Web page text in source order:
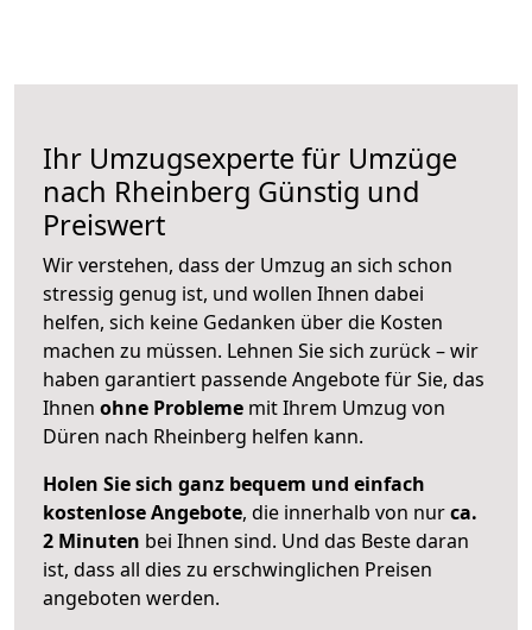
Ihr Umzugsexperte für Umzüge
nach Rheinberg Günstig und
Preiswert
Wir verstehen, dass der Umzug an sich schon
stressig genug ist, und wollen Ihnen dabei
helfen, sich keine Gedanken über die Kosten
machen zu müssen. Lehnen Sie sich zurück – wir
haben garantiert passende Angebote für Sie, das
Ihnen ohne Probleme mit Ihrem Umzug von
Düren nach Rheinberg helfen kann.
Holen Sie sich ganz bequem und einfach
kostenlose Angebote, die innerhalb von nurca.
2 Minuten bei Ihnen sind. Und das Beste daran
ist, dass all dies zu erschwinglichen Preisen
angeboten werden.